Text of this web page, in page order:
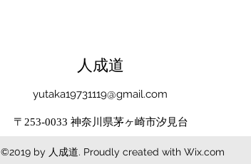
​人成道
yutaka19731119@gmail.com
〒253-0033 神奈川県茅ヶ崎市汐見台
©2019 by 人成道. Proudly created with Wix.com